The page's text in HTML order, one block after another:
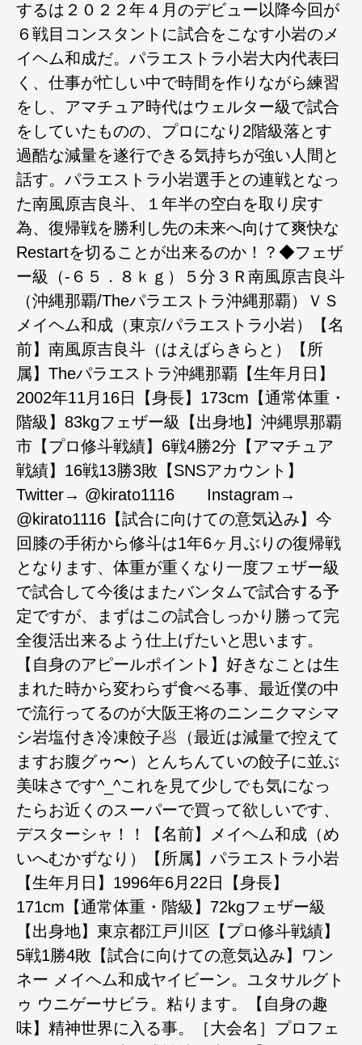
するは２０２２年４月のデビュー以降今回が
６戦目コンスタントに試合をこなす小岩のメ
イヘム和成だ。パラエストラ小岩大内代表曰
く、仕事が忙しい中で時間を作りながら練習
をし、アマチュア時代はウェルター級で試合
をしていたものの、プロになり2階級落とす
過酷な減量を遂行できる気持ちが強い人間と
話す。パラエストラ小岩選手との連戦となっ
た南風原吉良斗、１年半の空白を取り戻す
為、復帰戦を勝利し先の未来へ向けて爽快な
Restartを切ることが出来るのか！？◆フェザ
ー級（-６５．８ｋｇ）５分３Ｒ南風原吉良斗
（沖縄那覇/Theパラエストラ沖縄那覇）ＶＳ
メイヘム和成（東京/パラエストラ小岩）【名
前】南風原吉良斗（はえばらきらと）【所
属】Theパラエストラ沖縄那覇【生年月日】
2002年11月16日【身長】173cm【通常体重・
階級】83kgフェザー級【出身地】沖縄県那覇
市【プロ修斗戦績】6戦4勝2分【アマチュア
戦績】16戦13勝3敗【SNSアカウント】
Twitter→ @kirato1116 Instagram→
@kirato1116【試合に向けての意気込み】今
回膝の手術から修斗は1年6ヶ月ぶりの復帰戦
となります、体重が重くなり一度フェザー級
で試合して今後はまたバンタムで試合する予
定ですが、まずはこの試合しっかり勝って完
全復活出来るよう仕上げたいと思います。
【自身のアピールポイント】好きなことは生
まれた時から変わらず食べる事、最近僕の中
で流行ってるのが大阪王将のニンニクマシマ
シ岩塩付き冷凍餃子🥟（最近は減量で控えて
ますお腹グゥ〜）とんちんていの餃子に並ぶ
美味さです^_^これを見て少しでも気になっ
たらお近くのスーパーで買って欲しいです、
デスターシャ！！【名前】メイヘム和成（め
いへむかずなり）【所属】パラエストラ小岩
【生年月日】1996年6月22日【身長】
171cm【通常体重・階級】72kgフェザー級
【出身地】東京都江戸川区【プロ修斗戦績】
5戦1勝4敗【試合に向けての意気込み】ワン
ネー メイヘム和成ヤイビーン。ユタサルグト
ゥ ウニゲーサビラ。粘ります。【自身の趣
味】精神世界に入る事。［大会名］プロフェ